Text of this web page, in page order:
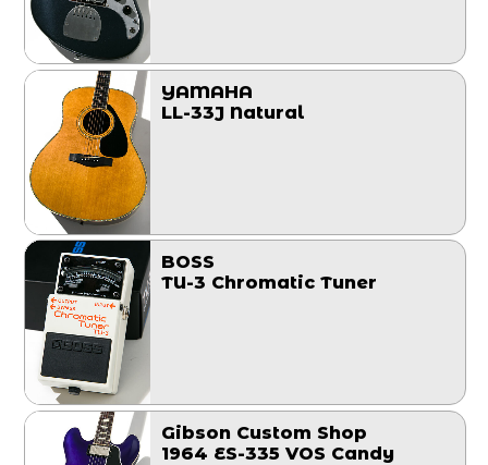
YAMAHA
LL-33J Natural
BOSS
TU-3 Chromatic Tuner
Gibson Custom Shop
1964 ES-335 VOS Candy